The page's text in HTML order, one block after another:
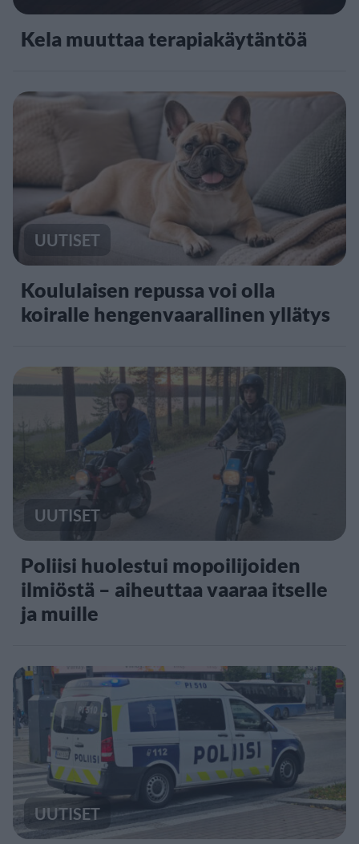
Kela muuttaa terapiakäytäntöä
UUTISET
Koululaisen repussa voi olla
koiralle hengenvaarallinen yllätys
UUTISET
Poliisi huolestui mopoilijoiden
ilmiöstä – aiheuttaa vaaraa itselle
ja muille
UUTISET